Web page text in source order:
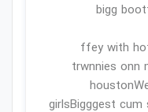
bigg
ffey with
trwnnies onn
girlsBigggest